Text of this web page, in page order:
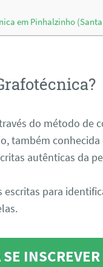
em Pinhalzinho
do método de
também conhecida
autênticas da
para